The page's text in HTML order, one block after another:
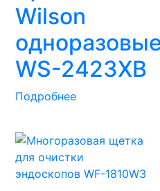
Wilson
WS-2423XB
Подробнее